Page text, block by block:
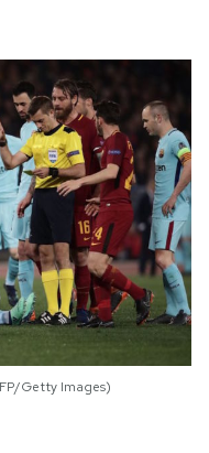
Getty Images)